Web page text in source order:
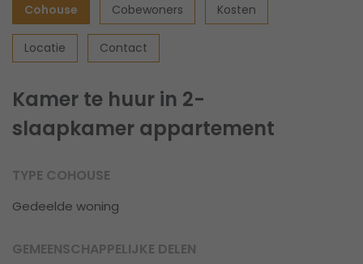
Cohouse Cobewoners Kosten
Locatie Contact
Kamer te huur in 2-
slaapkamer appartement
TYPE COHOUSE
Gedeelde woning
GEMEENSCHAPPELIJKE DELEN